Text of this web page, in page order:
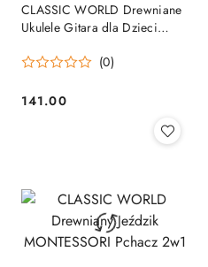
CLASSIC WORLD Drewniane
Ukulele Gitara dla Dzieci
(0)
Cena:
141.00